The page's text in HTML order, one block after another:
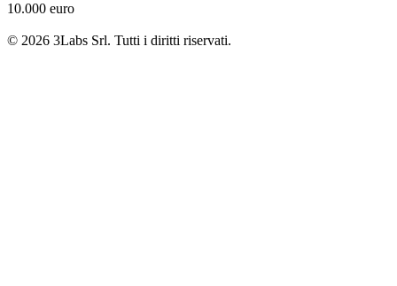
10.000 euro
© 2026 3Labs Srl. Tutti i diritti riservati.